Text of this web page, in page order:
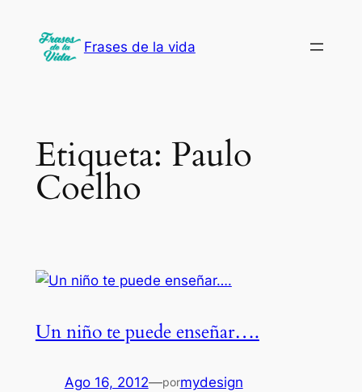
contenido
Frases de la vida
Etiqueta: Paulo
Coelho
Un niño te puede enseñar….
Ago 16, 2012—pormydesign